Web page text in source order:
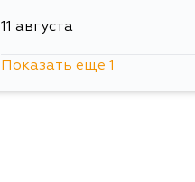
11 августа
Показать еще 1